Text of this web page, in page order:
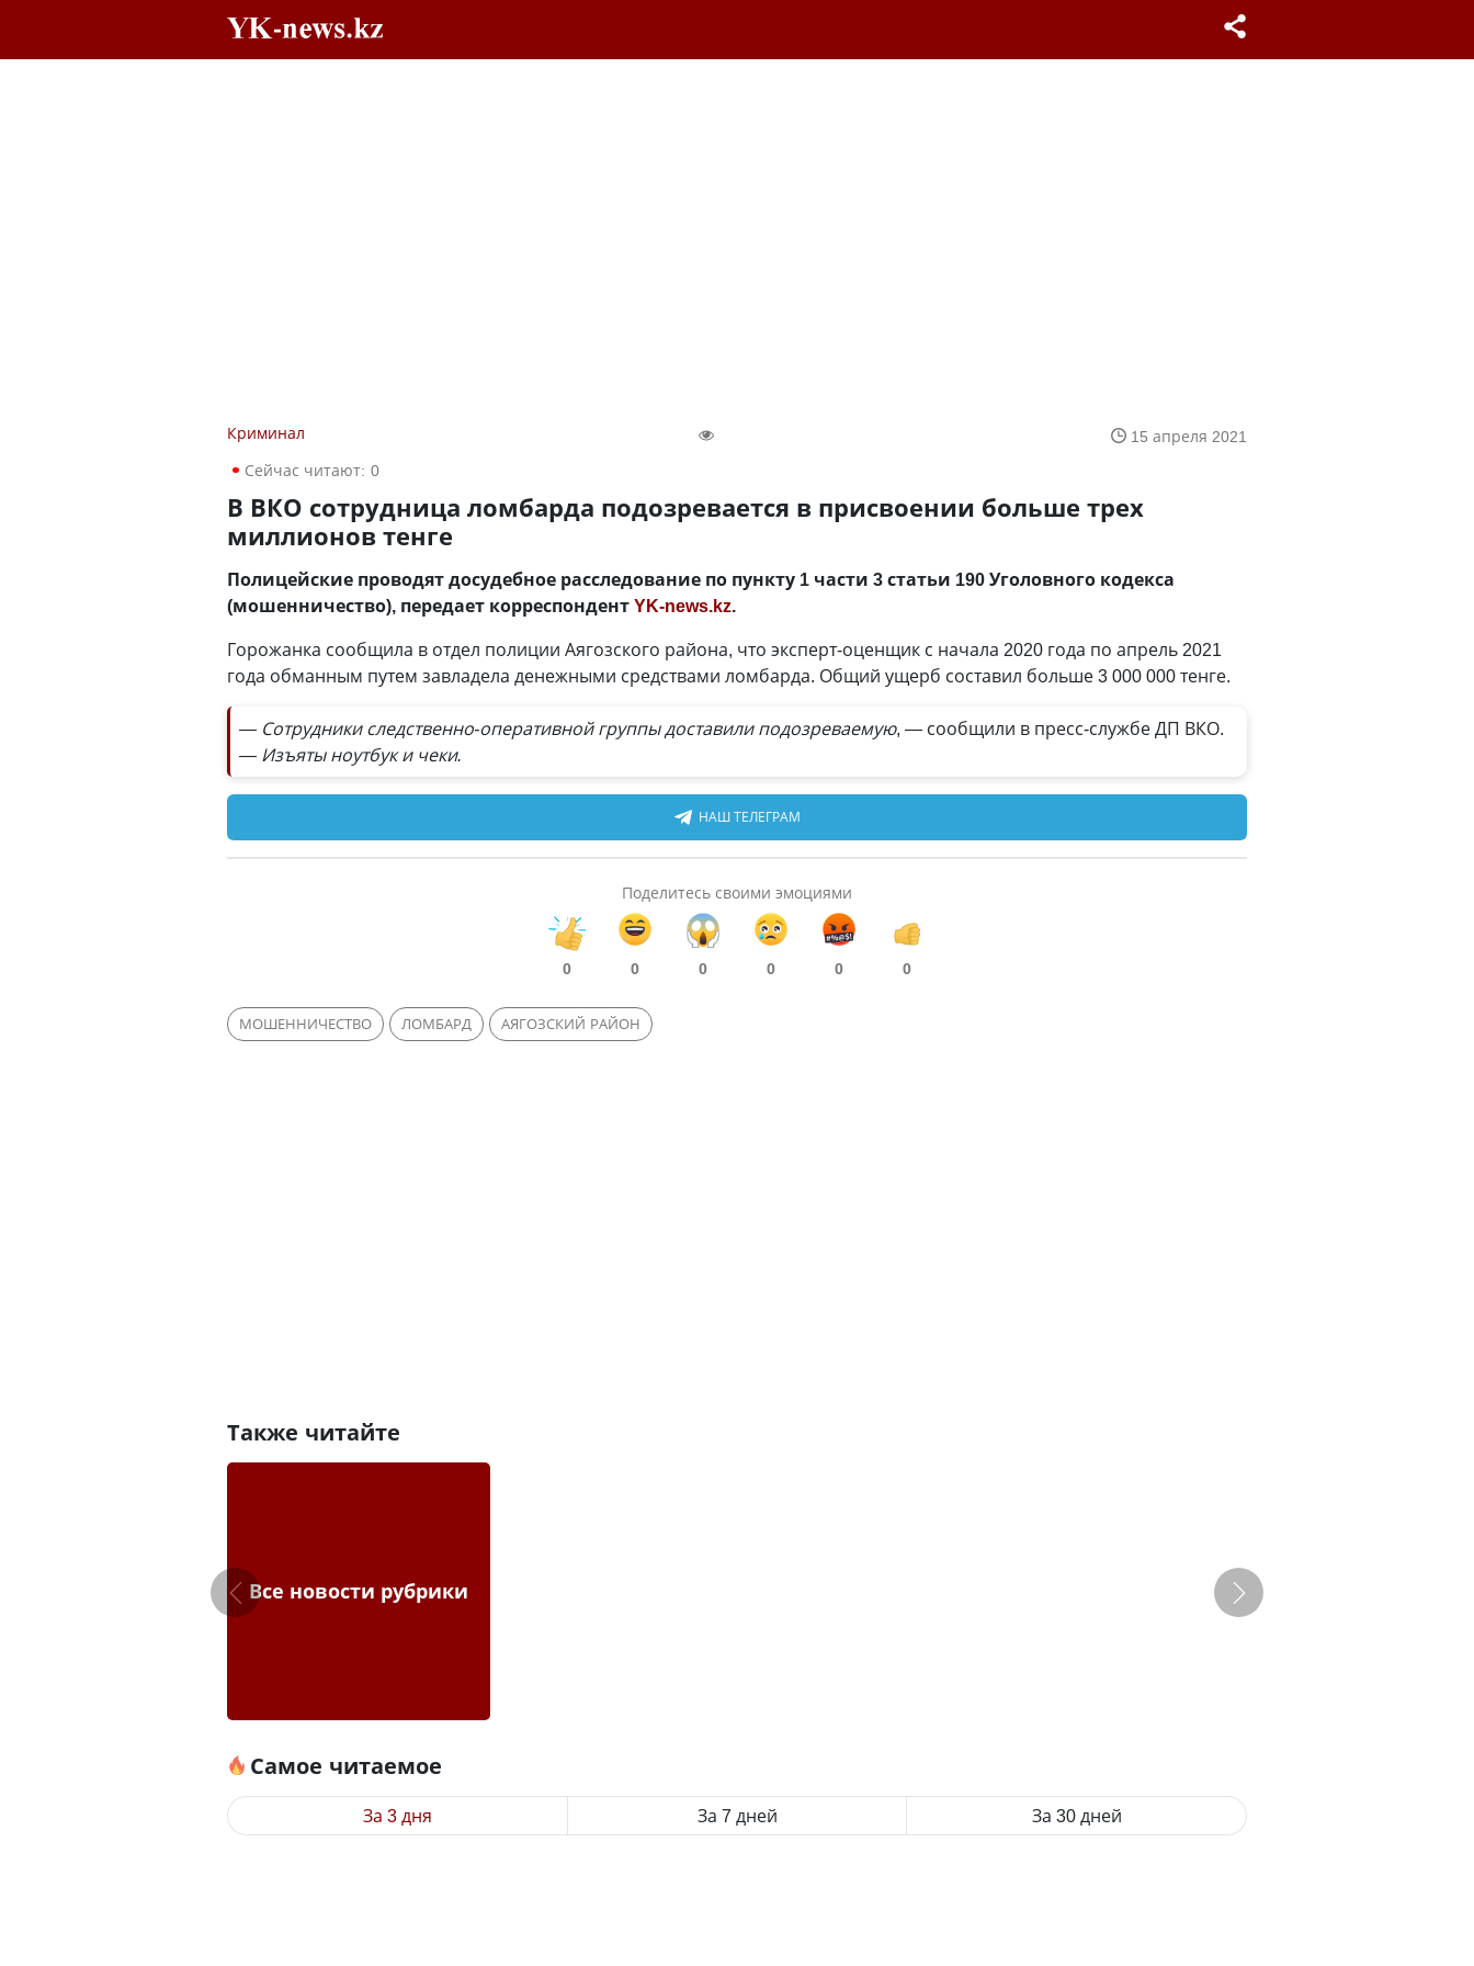
Криминал
15 апреля 2021
Сейчас читают: 0
В ВКО сотрудница ломбарда подозревается в присвоении больше трех
миллионов тенге
Полицейские проводят досудебное расследование по пункту 1 части 3 статьи 190 Уголовного кодекса
(мошенничество), передает корреспондентYK-news.kz.
Горожанка сообщила в отдел полиции Аягозского района, что эксперт-оценщик с начала 2020 года по апрель 2021
года обманным путем завладела денежными средствами ломбарда. Общий ущерб составил больше 3 000 000 тенге.
— Сотрудники следственно-оперативной группы доставили подозреваемую, — сообщили в пресс-службе ДП ВКО.
— Изъяты ноутбук и чеки.
НАШ ТЕЛЕГРАМ
Поделитесь своими эмоциями
0 0 0 0 0 0
МОШЕННИЧЕСТВО ЛОМБАРД АЯГОЗСКИЙ РАЙОН
Также читайте
Все новости рубрики
Самое читаемое
За 3 дня За 7 дней За 30 дней